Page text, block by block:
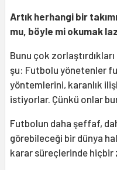
Artık herhangi bir
mu, böyle mi okumak
Bunu çok
şu: Futbolu yönetenler
yöntemlerini, karanlık
istiyorlar. Çünkü onlar
Futbolun daha şeffaf,
görebileceği bir dünya
karar süreçlerinde hiçbir